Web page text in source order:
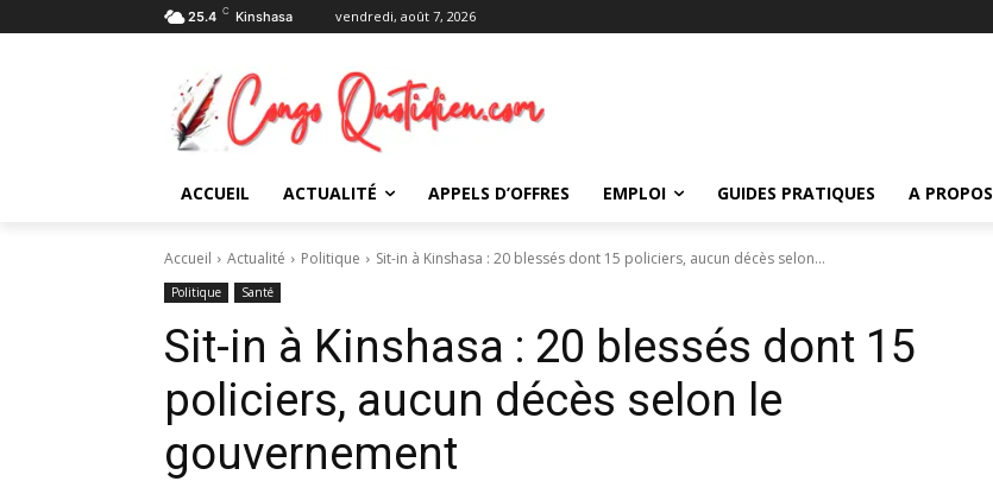
25.4 C Kinshasa vendredi, août 7, 2026
ACCUEIL ACTUALITÉ APPELS D’OFFRES EMPLOI GUIDES PRATIQUES A PROPOS
Accueil Actualité Politique Sit-in à Kinshasa : 20 blessés dont 15 policiers, aucun décès selon...
Politique Santé
Sit-in à Kinshasa : 20 blessés dont 15
policiers, aucun décès selon le
gouvernement